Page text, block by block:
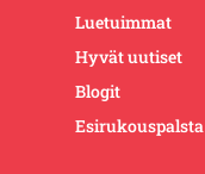
Luetuimmat
Hyvät uutiset
Blogit
Esirukouspalsta